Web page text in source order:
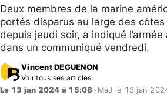
Deux membres de la marine
portés disparus au large des côtes
depuis jeudi soir, a indiqué l’armée
dans un communiqué vendredi.
Vincent DEGUENON
Voir tous ses articles
Le 13 jan 2024 à 15:08• MàJ le 13 jan